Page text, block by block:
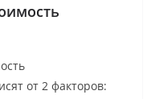
от 2 факторов: